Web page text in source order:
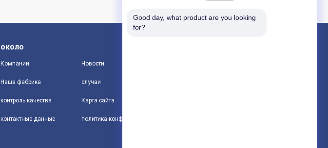
около
Компании
Наша фабрика
контроль качества
контактные данные
Новости
случаи
Карта сайта
Good day, what product are you looking
for?